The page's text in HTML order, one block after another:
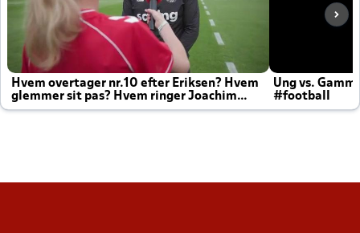
Hvem overtager nr.10 efter Eriksen? Hvem
glemmer sit pas? Hvem ringer Joachim
altid til efter kampe?
Ung vs.
#football